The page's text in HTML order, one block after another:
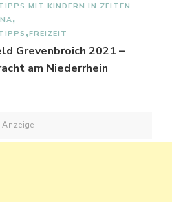
MIT KINDERN IN ZEITEN
FREIZEIT
Grevenbroich 2021 –
am Niederrhein
-